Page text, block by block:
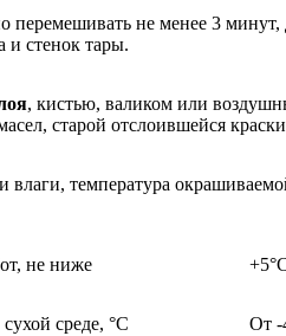
перемешивать не менее 3 минут,
и стенок тары.
, кистью, валиком или
старой отслоившейся
влаги, температура
не ниже
среде, °С От -